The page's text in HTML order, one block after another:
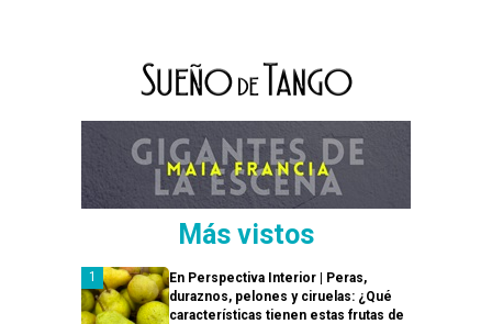
Más vistos
En Perspectiva Interior | Peras,
duraznos, pelones y ciruelas: ¿Qué
características tienen estas frutas de